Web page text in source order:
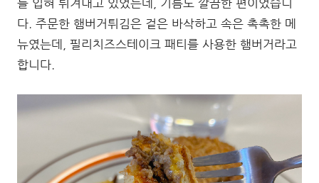
를 입혀 튀겨내고 있었는데, 기름도 깔끔한 편이었습니
다. 주문한 햄버거튀김은 겉은 바삭하고 속은 촉촉한 메
뉴였는데, 필리치즈스테이크 패티를 사용한 햄버거라고
합니다.